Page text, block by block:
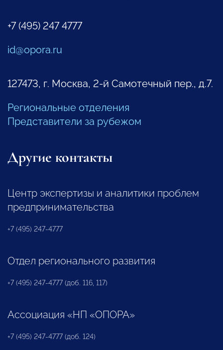
+7 (495) 247 4777
id@opora.ru
127473, г. Москва, 2-й Самотечный пер., д.7.
Региональные отделения
Представители за рубежом
Другие контакты
Центр экспертизы и аналитики проблем
предпринимательства
+7 (495) 247-4777
Отдел регионального развития
+7 (495) 247-4777 (доб. 116, 117)
Ассоциация «НП «ОПОРА»
+7 (495) 247-4777 (доб. 124)